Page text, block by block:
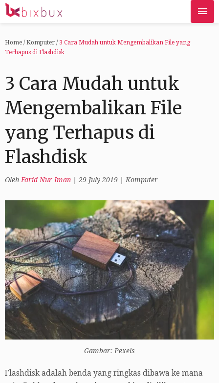
Home / Komputer / 3 Cara Mudah untuk Mengembalikan File yang
Terhapus di Flashdisk
3 Cara Mudah untuk
Mengembalikan File
yang Terhapus di
Flashdisk
Oleh Farid Nur Iman 29 July 2019 Komputer
Gambar: Pexels
Flashdisk adalah benda yang ringkas dibawa ke mana